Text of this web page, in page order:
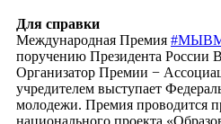
Для справки
Международная Премия
поручению Президента России
Организатор Премии −
учредителем выступает
молодежи. Премия проводится
национального проекта